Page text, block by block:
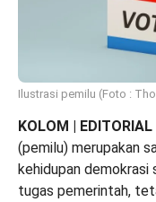
Ilustrasi pemilu (Foto :
KOLOM |
(pemilu) merupakan
kehidupan demokrasi
tugas pemerintah,